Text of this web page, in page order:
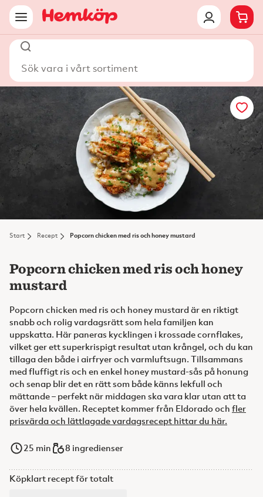
Start Recept Popcorn chicken med ris och honey mustard
Popcorn chicken med ris och honey
mustard
Popcorn chicken med ris och honey mustard är en riktigt
snabb och rolig vardagsrätt som hela familjen kan
uppskatta. Här paneras kycklingen i krossade cornflakes,
vilket ger ett superkrispigt resultat utan krångel, och du kan
tillaga den både i airfryer och varmluftsugn. Tillsammans
med fluffigt ris och en enkel honey mustard‑sås på honung
och senap blir det en rätt som både känns lekfull och
mättande – perfekt när middagen ska vara klar utan att ta
över hela kvällen. Receptet kommer från Eldorado och fler
prisvärda och lättlagade vardagsrecept hittar du här.
25 min 8 ingredienser
Köpklart recept för totalt